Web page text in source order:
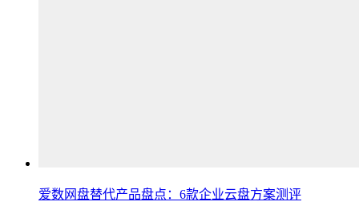
爱数网盘替代产品盘点：6款企业云盘方案测评